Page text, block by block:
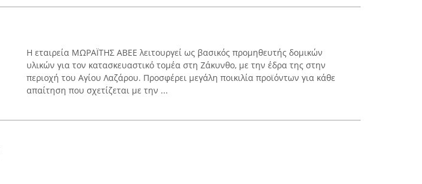
Η εταιρεία ΜΩΡΑΪΤΗΣ ΑΒΕΕ λειτουργεί ως βασικός προμηθευτής δομικών
υλικών για τον κατασκευαστικό τομέα στη Ζάκυνθο, με την έδρα της στην
περιοχή του Αγίου Λαζάρου. Προσφέρει μεγάλη ποικιλία προϊόντων για κάθε
απαίτηση που σχετίζεται με την ...